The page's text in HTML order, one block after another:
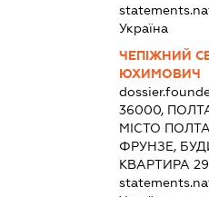
Україна
ЧЕПІЖНИЙ
ЮХИМОВИЧ
36000,
МІСТО
ФРУНЗЕ,
КВАРТИРА 29